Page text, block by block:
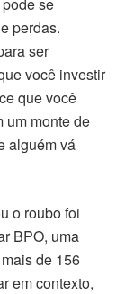
perdas.
ser
você investir
que você
um monte de
alguém vá
o roubo foi
BPO, uma
de 156
em contexto,